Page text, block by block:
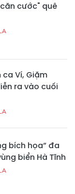
cước" quê
ca Ví, Giặm
ra vào cuối
bích họa” đa
biển Hà Tĩnh